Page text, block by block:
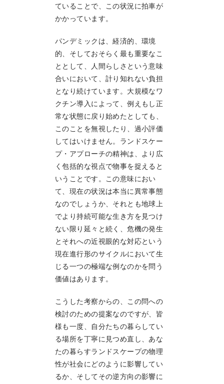
ていることで、この状況に拍車が
かかっています。
パンデミックは、経済的、環境
的、そしておそらく最も重要なこ
ととして、人間らしさという意味
合いにおいて、計り知れない負担
となり続けています。大規模なワ
クチン導入によって、例えもし正
常な状態に戻り始めたとしても、
このことを無視したり、過小評価
してはいけません。ランドスケー
プ・アプローチの精神は、より広
く包括的な視点で物事を捉えると
いうことです。この意味におい
て、現在の状況は本当に異常事態
なのでしょうか、それとも地球上
でより持続可能な生き方を見つけ
ない限り延々と続く、危機の発生
とそれへの近視眼的な対応という
現在進行形のサイクルにおいて生
じる一つの極端な例なのかを問う
価値はあります。
こうした考察からの、この問への
検討のための提案なのですが、皆
様も一度、自分たちの暮らしてい
る場所を丁寧に見つめ直し、あな
たの暮らすランドスケープの物理
性が社会にどのように影響してい
るか、そしてその逆方向の影響に